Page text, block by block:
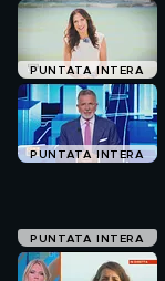
PUNTATA INTERA
PUNTATA INTERA
PUNTATA INTERA